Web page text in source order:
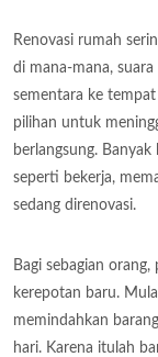
Renovasi rumah
di mana-mana,
sementara ke
pilihan untuk
berlangsung.
seperti bekerja,
sedang direnovasi.
Bagi sebagian
kerepotan baru.
memindahkan
hari. Karena itulah